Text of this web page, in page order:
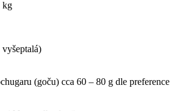
kg
(goču) cca 60 – 80 g dle preference